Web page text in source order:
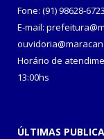
Fone: (91) 98628-6723
E-mail:
Horário de
13:00hs
ÚLTIMAS